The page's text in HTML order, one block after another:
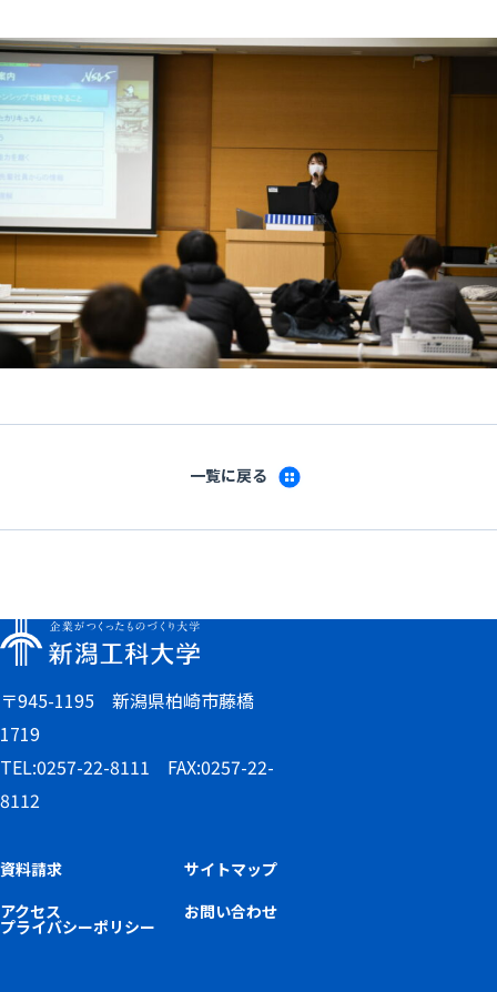
一覧に戻る
〒945-1195 新潟県柏崎市藤橋
1719
TEL:0257-22-8111 FAX:0257-22-
8112
資料請求
サイトマップ
アクセス
お問い合わせ
プライバシーポリシー